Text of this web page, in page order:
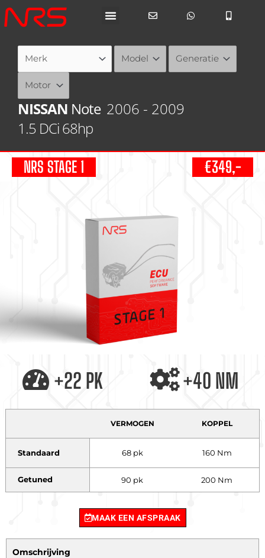
Ga
naar
NISSAN Note 2006 - 2009
1.5 DCi 68hp
NRS STAGE 1 €349,-
+22 PK +40 NM
VERMOGEN KOPPEL
Standaard 68 pk 160 Nm
Getuned 90 pk 200 Nm
MAAK EEN AFSPRAAK
Omschrijving